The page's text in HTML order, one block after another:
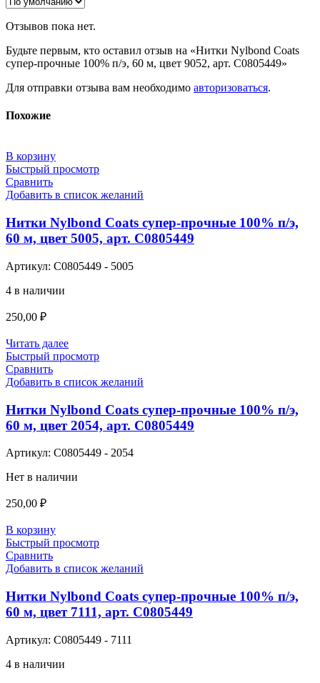
Отзывов пока нет.
Будьте первым, кто оставил отзыв на «Нитки Nylbond Coats
супер-прочные 100% п/э, 60 м, цвет 9052, арт. С0805449»
Для отправки отзыва вам необходимо авторизоваться.
Похожие
В корзину
Быстрый просмотр
Сравнить
Добавить в список желаний
Нитки Nylbond Coats супер-прочные 100% п/э,
60 м, цвет 5005, арт. С0805449
Артикул: С0805449 - 5005
4 в наличии
250,00 ₽
Читать далее
Быстрый просмотр
Сравнить
Добавить в список желаний
Нитки Nylbond Coats супер-прочные 100% п/э,
60 м, цвет 2054, арт. С0805449
Артикул: С0805449 - 2054
Нет в наличии
250,00 ₽
В корзину
Быстрый просмотр
Сравнить
Добавить в список желаний
Нитки Nylbond Coats супер-прочные 100% п/э,
60 м, цвет 7111, арт. С0805449
Артикул: С0805449 - 7111
4 в наличии